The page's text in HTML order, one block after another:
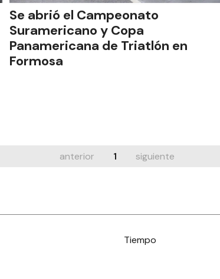
Se abrió el Campeonato
Suramericano y Copa
Panamericana de Triatlón en
Formosa
anterior 1 siguiente
Tiempo